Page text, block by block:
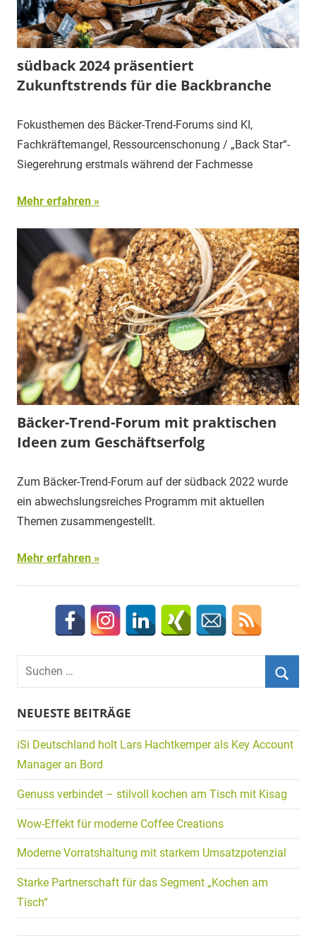
südback 2024 präsentiert
Zukunftstrends für die Backbranche
Fokusthemen des Bäcker-Trend-Forums sind KI,
Fachkräftemangel, Ressourcenschonung / „Back Star“-
Siegerehrung erstmals während der Fachmesse
Mehr erfahren
Bäcker-Trend-Forum mit praktischen
Ideen zum Geschäftserfolg
Zum Bäcker-Trend-Forum auf der südback 2022 wurde
ein abwechslungsreiches Programm mit aktuellen
Themen zusammengestellt.
Mehr erfahren
Suchen
nach:
NEUESTE BEITRÄGE
iSi Deutschland holt Lars Hachtkemper als Key Account
Manager an Bord
Genuss verbindet – stilvoll kochen am Tisch mit Kisag
Wow-Effekt für moderne Coffee Creations
Moderne Vorratshaltung mit starkem Umsatzpotenzial
Starke Partnerschaft für das Segment „Kochen am
Tisch“